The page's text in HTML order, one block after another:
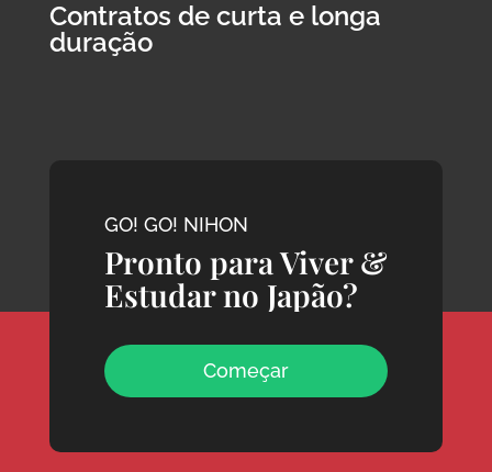
Contratos de curta e longa
duração
GO! GO! NIHON
Pronto para Viver &
Estudar no Japão?
Começar